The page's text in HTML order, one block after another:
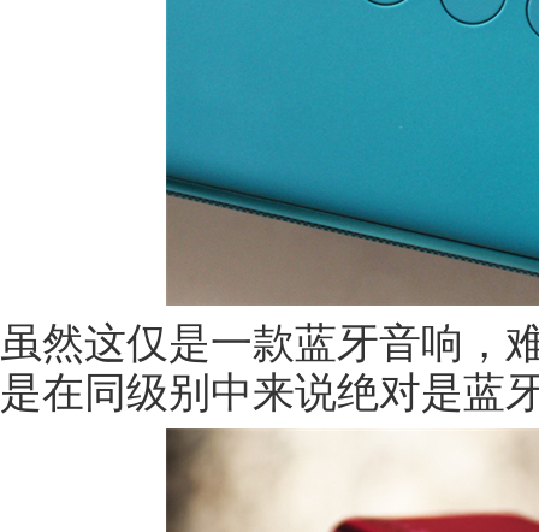
虽然这仅是一款蓝牙音响，
是在同级别中来说绝对是蓝